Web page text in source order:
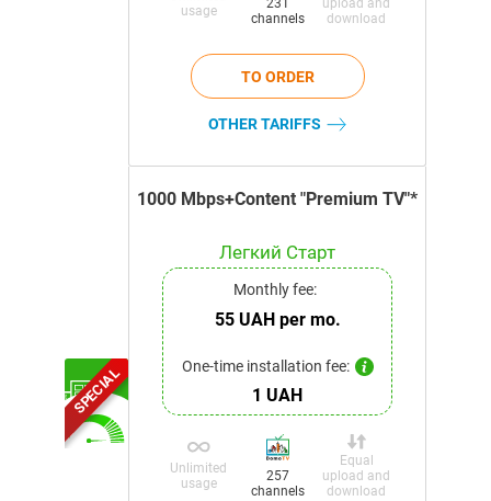
usage
231
channels
upload and
download
OTHER TARIFFS
SPECIAL
1000 Mbps+Content "Premium TV"*
Легкий Старт
Monthly fee:
55 UAH per mo.
One-time installation fee:
1 UAH
Unlimited
usage
257
channels
Equal
upload and
download